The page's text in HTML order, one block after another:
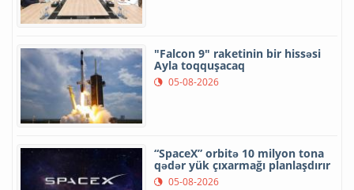
"Falcon 9" raketinin bir hissəsi
Ayla toqquşacaq
05-08-2026
“SpaceX” orbitə 10 milyon tona
qədər yük çıxarmağı planlaşdırır
05-08-2026